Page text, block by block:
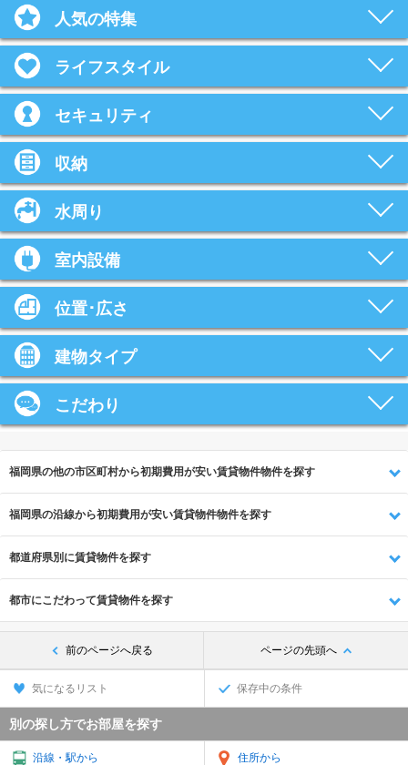
人気の特集
ライフスタイル
セキュリティ
収納
水周り
室内設備
位置･広さ
建物タイプ
こだわり
福岡県の他の市区町村から初期費用が安い賃貸物件物件を探す
福岡県の沿線から初期費用が安い賃貸物件物件を探す
都道府県別に賃貸物件を探す
都市にこだわって賃貸物件を探す
前のページへ戻る ページの先頭へ
気になるリスト 保存中の条件
別の探し方でお部屋を探す
沿線・駅から 住所から